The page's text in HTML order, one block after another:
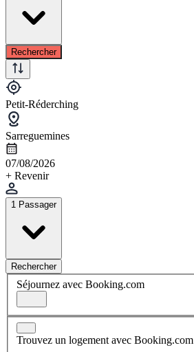
Rechercher
Petit-Réderching
Sarreguemines
07/08/2026
+ Revenir
1 Passager
Rechercher
Séjournez avec Booking.com
Trouvez un logement avec Booking.com